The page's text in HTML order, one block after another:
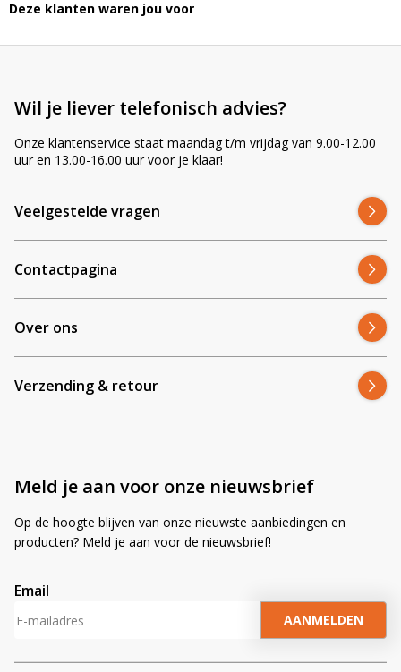
Deze klanten waren jou voor
Wil je liever telefonisch advies?
Onze klantenservice staat maandag t/m vrijdag van 9.00-12.00
uur en 13.00-16.00 uur voor je klaar!
Veelgestelde vragen
Contactpagina
Over ons
Verzending & retour
Meld je aan voor onze nieuwsbrief
Op de hoogte blijven van onze nieuwste aanbiedingen en
producten? Meld je aan voor de nieuwsbrief!
Email
A
t